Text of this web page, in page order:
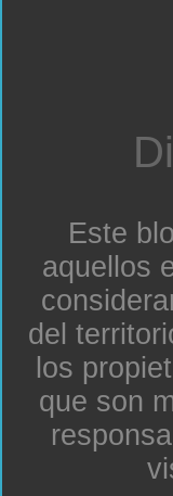
Este
aquellos
del
los
que son